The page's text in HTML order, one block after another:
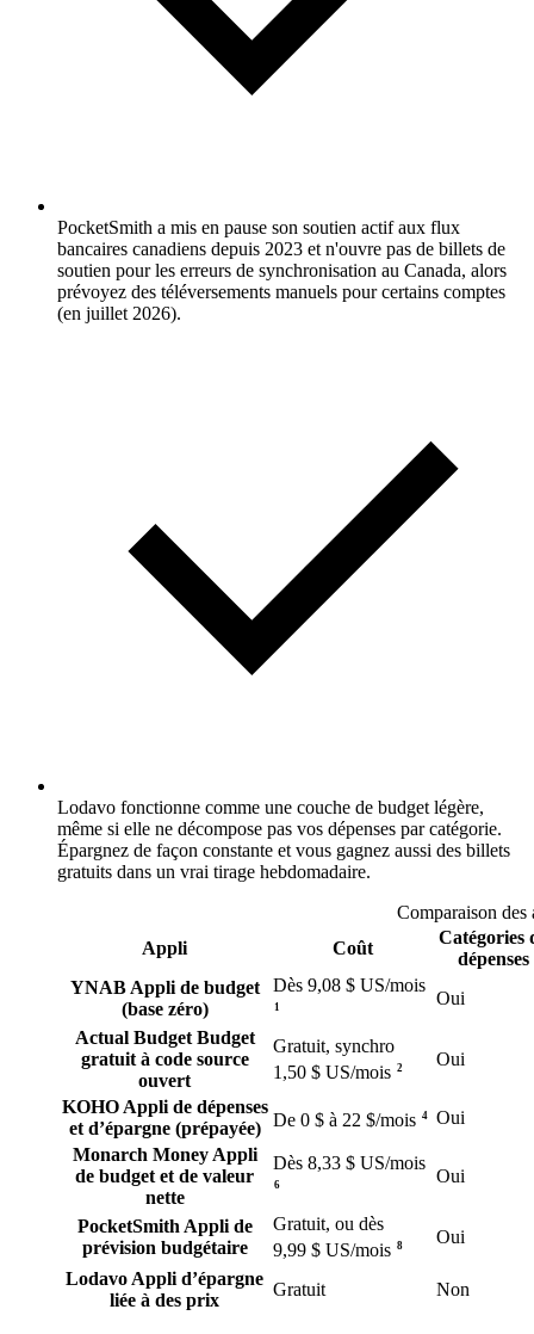
PocketSmith a mis en pause son soutien actif aux flux
bancaires canadiens depuis 2023 et n'ouvre pas de billets de
soutien pour les erreurs de synchronisation au Canada, alors
prévoyez des téléversements manuels pour certains comptes
(en juillet 2026).
Lodavo fonctionne comme une couche de budget légère,
même si elle ne décompose pas vos dépenses par catégorie.
Épargnez de façon constante et vous gagnez aussi des billets
gratuits dans un vrai tirage hebdomadaire.
Comparaison des
Appli
Coût
Catégories
dépenses
YNAB Appli de budget
(base zéro)
Dès 9,08 $ US/mois
1
Oui
Actual Budget Budget
gratuit à code source
ouvert
Gratuit, synchro
1,50 $ US/mois 2 Oui
KOHO Appli de dépenses
et d’épargne (prépayée)
De 0 $ à 22 $/mois 4
Oui
Monarch Money Appli
de budget et de valeur
nette
Dès 8,33 $ US/mois
6 Oui
PocketSmith Appli de
prévision budgétaire
Gratuit, ou dès
9,99 $ US/mois 8 Oui
Lodavo Appli d’épargne
liée à des prix
Gratuit Non